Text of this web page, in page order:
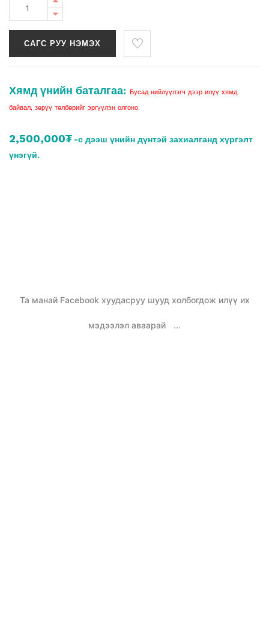
САГС РУУ НЭМЭХ
Хямд үнийн баталгаа:
Бусад нийлүүлэгч дээр илүү хямд
байвал, зөрүү төлбөрийг эргүүлэн олгоно.
2,500,000₮ -с дээш үнийн дүнтэй захиалганд хүргэлт
үнэгүй.
Та манай Facebook хуудасруу шууд холбогдож илүү их
мэдээлэл аваарай ...